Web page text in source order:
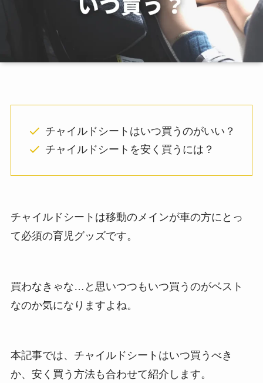
チャイルドシートはいつ買うのがいい？
チャイルドシートを安く買うには？
チャイルドシートは移動のメインが車の方にとっ
て必須の育児グッズです。
買わなきゃな…と思いつつもいつ買うのがベスト
なのか気になりますよね。
本記事では、チャイルドシートはいつ買うべき
か、安く買う方法も合わせて紹介します。